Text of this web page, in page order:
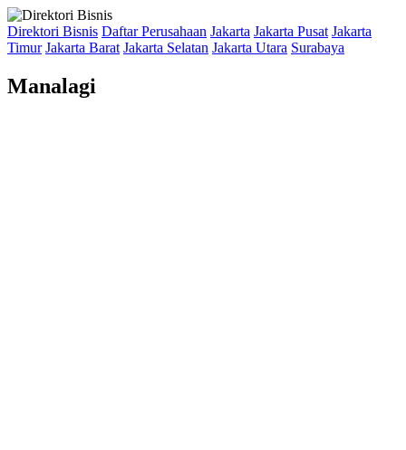
Direktori Bisnis Daftar Perusahaan Jakarta Jakarta Pusat Jakarta
Timur Jakarta Barat Jakarta Selatan Jakarta Utara Surabaya
Manalagi